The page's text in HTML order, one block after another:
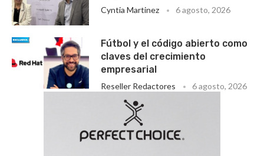
Cyntia Martinez 6 agosto, 2026
Fútbol y el código abierto como
claves del crecimiento
empresarial
Reseller Redactores 6 agosto, 2026